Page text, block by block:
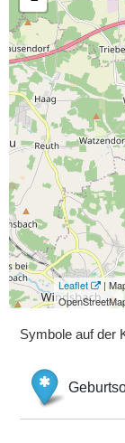
Leaflet
|
Symbole auf der